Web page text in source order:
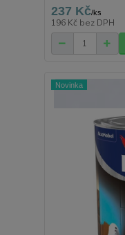
237 Kč/ks
196 Kč bez DPH
Novinka